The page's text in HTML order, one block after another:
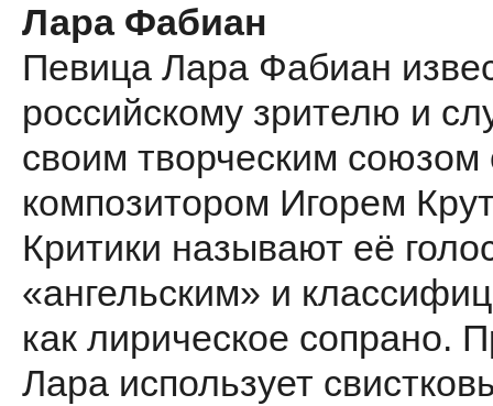
Лара Фабиан
Певица Лара Фабиан
российскому зрителю и
своим творческим союзом
композитором Игорем
Критики называют её
«ангельским» и
как лирическое сопрано.
Лара использует